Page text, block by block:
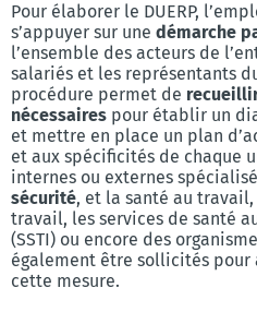
Pour élaborer le DUERP,
s’appuyer sur une démarche
l’ensemble des acteurs de
salariés et les représentants
procédure permet de
nécessaires pour établir un
et mettre en place un plan
et aux spécificités de chaque
internes ou externes
sécurité, et la santé au
travail, les services de santé
(SSTI) ou encore des
également être sollicités
cette mesure.